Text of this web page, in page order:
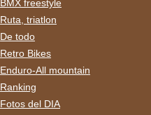
BMX freestyle
Ruta, triatlon
De todo
Retro Bikes
Enduro-All mountain
Ranking
Fotos del DIA